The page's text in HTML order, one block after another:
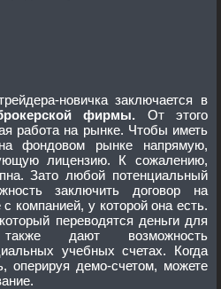
Одна из главных задач трейдера-новичка заключается в
фирмы. От этого
рынке напрямую,
К сожалению,
заключить договор на
компанией, у которой она есть.
дают возможность
учебных счетах. Когда